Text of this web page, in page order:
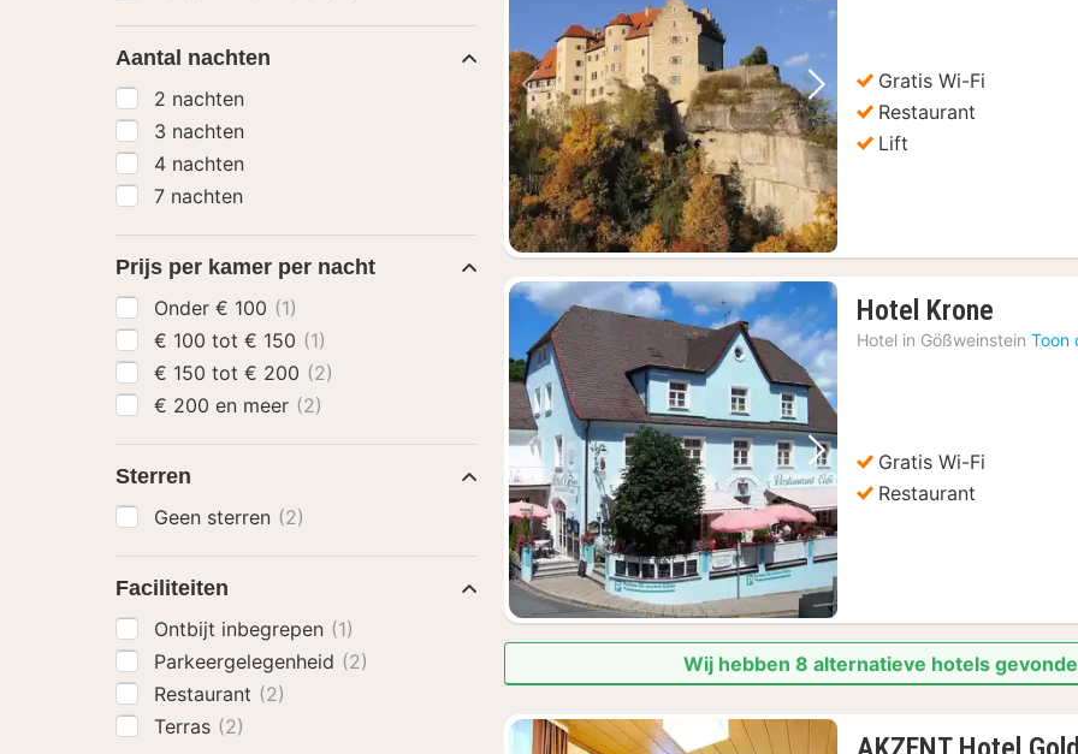
Vorige foto Volgende foto
Gratis Wi-Fi
Restaurant
Lift
Vorige foto Volgende foto
Hotel Krone
nacht
Hotel in Gößweinstein Toon
Gratis Wi-Fi
Restaurant
Wij hebben 8 alternatieve hotels
Aantal nachten
2 nachten
3 nachten
4 nachten
7 nachten
Prijs per kamer per nacht
Onder € 100 (1)
€ 100 tot € 150 (1)
€ 150 tot € 200 (2)
€ 200 en meer (2)
Sterren
Geen sterren (2)
Faciliteiten
Ontbijt inbegrepen (1)
Parkeergelegenheid (2)
Restaurant (2)
Terras (2)